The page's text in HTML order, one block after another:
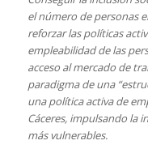
el número de personas
reforzar las políticas
empleabilidad de las
acceso al mercado de
paradigma de una
una política activa de
Cáceres, impulsando la
más vulnerables.